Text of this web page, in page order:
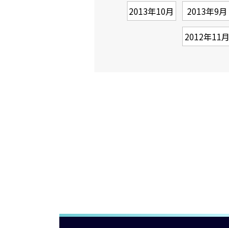
2013年10月 2013年9月
2012年11月